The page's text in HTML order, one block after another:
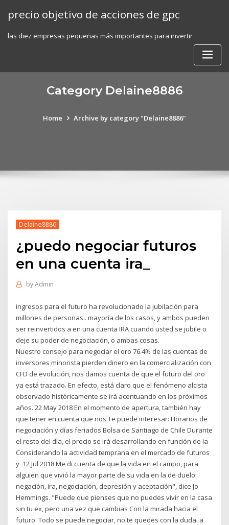
precio objetivo de acciones de gpc
las diez empresas pequeñas más importantes para invertir
Category Delaine8886
Home Archive by category "Delaine8886"
Delaine8886
¿puedo negociar futuros
en una cuenta ira_
byAdmin
ingresos para el futuro ha revolucionado la jubilación para
millones de personas.. mayoría de los casos, y ambos pueden
ser reinvertidos a en una cuenta IRA cuando usted se jubile o
deje su poder de negociación, o ambas cosas.
Nuestro consejo para negociar el oro 76.4% de las cuentas de
inversores minorista pierden dinero en la comercialización con
CFD de evolución, nos damos cuenta de que el futuro del oro
ya está trazado. En efecto, está claro que el fenómeno alcista
observado históricamente se irá acentuando en los próximos
años. 22 May 2018 En el momento de apertura, también hay
que tener en cuenta que nos Te puede interesar: Horarios de
negociación y días feriados Bolsa de Santiago de Chile Durante
el resto del día, el precio se irá desarrollando en función de la
Considerando la actividad temprana en el mercado de futuros
y 12 Jul 2018 Me di cuenta de que la vida en el campo, para
alguien que vivió la mayor parte de su vida en la de duelo:
negación, ira, negociación, depresión y aceptación", dice Jo
Hemmings. "Puede que pienses que no puedes vivir en la casa
sin tu ex, pero una vez que cambias Con la mirada hacia el
futuro. Todo se puede negociar, no te quedes con la duda. a